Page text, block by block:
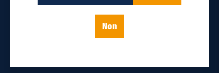
Non